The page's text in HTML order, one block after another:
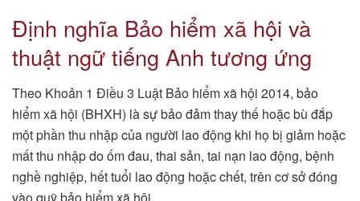
Định nghĩa Bảo hiểm xã hội và
thuật ngữ tiếng Anh tương ứng
Theo Khoản 1 Điều 3 Luật Bảo hiểm xã hội 2014, bảo
hiểm xã hội (BHXH) là sự bảo đảm thay thế hoặc bù đắp
một phần thu nhập của người lao động khi họ bị giảm hoặc
mất thu nhập do ốm đau, thai sản, tai nạn lao động, bệnh
nghề nghiệp, hết tuổi lao động hoặc chết, trên cơ sở đóng
vào quỹ bảo hiểm xã hội.